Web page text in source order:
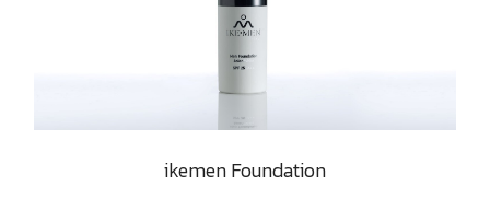
ikemen Foundation